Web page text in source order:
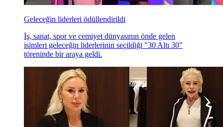
Geleceğin liderleri ödüllendirildi
İş, sanat, spor ve cemiyet dünyasının önde gelen
isimleri geleceğin liderlerinin seçildiği "30 Altı 30"
töreninde bir araya geldi.